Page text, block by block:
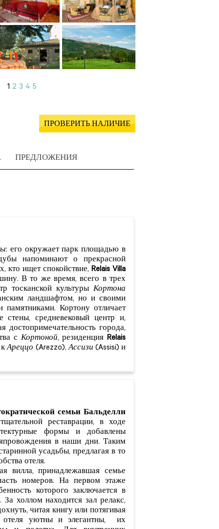
1 2 3 4 5
ПРОВЕРИТЬ НАЛИЧИЕ
ПРЕДЛОЖЕНИЯ
: его окружает парк площадью в
напоминают о прекрасной
кто ищет спокойствие, Relais Villa
В то же время, всего в трех
тосканской культуры Кортона
ландшафтом, но и своими
памятниками. Кортону отличает
стены, средневековый центр и,
города,
с Кортоной, резиденция Relais
кАреццо (Arezzo),Ассизи (Assisi) и
семьи Бальделли
реставрации, в ходе
формы и добавлены
в наши дни. Таким
усадьбы, предлагая в то
отеля.
вилла, принадлежавшая семье
номеров. На первом этаже
которого заключается в
холлом находится зал релакс,
читая книгу или потягивая
отеля уютны и элегантны, их